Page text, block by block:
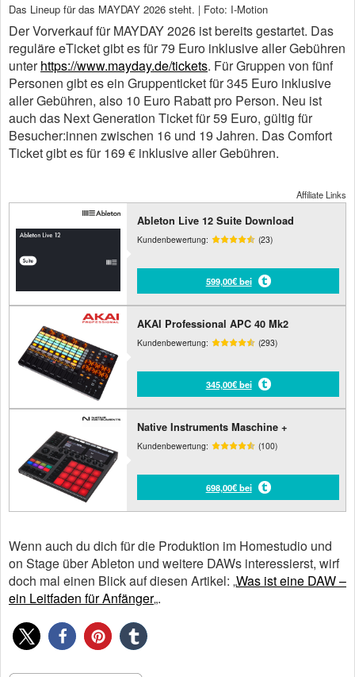
Das Lineup für das MAYDAY 2026 steht. | Foto: I-Motion
Der Vorverkauf für MAYDAY 2026 ist bereits gestartet. Das
reguläre eTicket gibt es für 79 Euro inklusive aller Gebühren
unterhttps://www.mayday.de/tickets. Für Gruppen von fünf
Personen gibt es ein Gruppenticket für 345 Euro inklusive
aller Gebühren, also 10 Euro Rabatt pro Person. Neu ist
auch das Next Generation Ticket für 59 Euro, gültig für
Besucher:innen zwischen 16 und 19 Jahren. Das Comfort
Ticket gibt es für 169 € inklusive aller Gebühren.
Affiliate Links
Ableton Live 12 Suite Download
Kundenbewertung: (23)
599,00€ bei
AKAI Professional APC 40 Mk2
Kundenbewertung: (293)
345,00€ bei
Native Instruments Maschine +
Kundenbewertung: (100)
698,00€ bei
Wenn auch du dich für die Produktion im Homestudio und
on Stage über Ableton und weitere DAWs interessierst, wirf
doch mal einen Blick auf diesen Artikel: „Was ist eine DAW –
ein Leitfaden für Anfänger„.